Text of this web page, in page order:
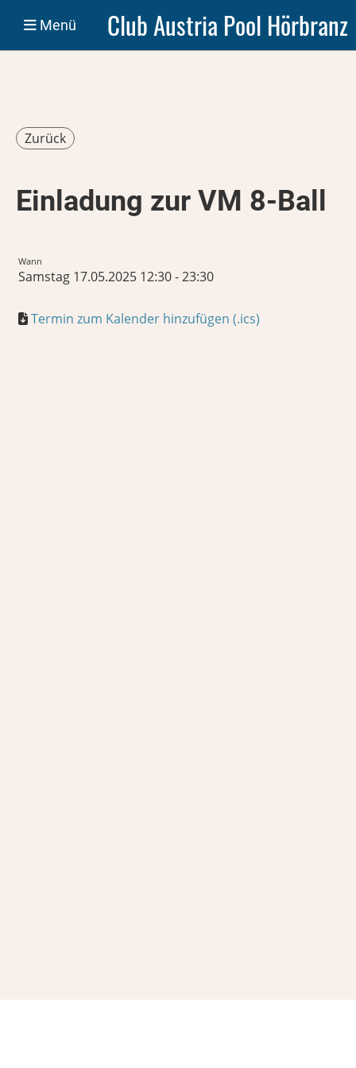
Club Austria Pool Hörbranz
Menü
Zurück
Einladung zur VM 8-Ball
Wann
Samstag 17.05.2025 12:30 - 23:30
Termin zum Kalender hinzufügen (.ics)